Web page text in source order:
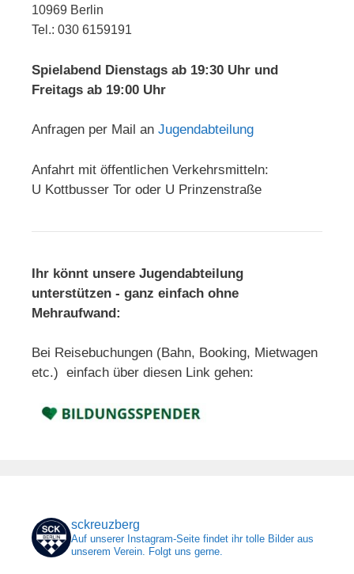
10969 Berlin
Tel.: 030 6159191
Spielabend Dienstags ab 19:30 Uhr und
Freitags ab 19:00 Uhr
Anfragen per Mail an Jugendabteilung
Anfahrt mit öffentlichen Verkehrsmitteln:
U Kottbusser Tor oder U Prinzenstraße
Ihr könnt unsere Jugendabteilung
unterstützen - ganz einfach ohne
Mehraufwand:
Bei Reisebuchungen (Bahn, Booking, Mietwagen
etc.) einfach über diesen Link gehen:
sckreuzberg
Auf unserer Instagram-Seite findet ihr tolle Bilder aus
unserem Verein. Folgt uns gerne.